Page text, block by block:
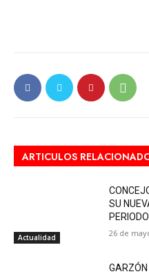
ARTICULOS
Actualidad
SU
26 de
GARZÓN